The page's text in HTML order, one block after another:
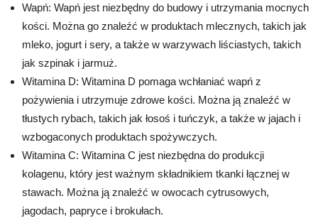
Wapń: Wapń jest niezbędny do budowy i utrzymania mocnych
kości. Można go znaleźć w produktach mlecznych, takich jak
mleko, jogurt i sery, a także w warzywach liściastych, takich
jak szpinak i jarmuż.
Witamina D: Witamina D pomaga wchłaniać wapń z
pożywienia i utrzymuje zdrowe kości. Można ją znaleźć w
tłustych rybach, takich jak łosoś i tuńczyk, a także w jajach i
wzbogaconych produktach spożywczych.
Witamina C: Witamina C jest niezbędna do produkcji
kolagenu, który jest ważnym składnikiem tkanki łącznej w
stawach. Można ją znaleźć w owocach cytrusowych,
jagodach, papryce i brokułach.